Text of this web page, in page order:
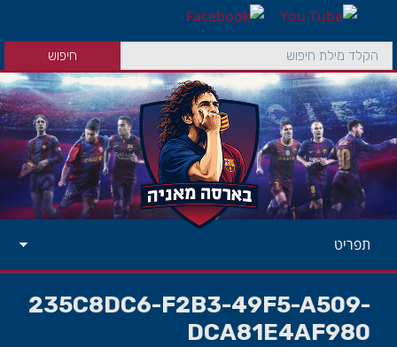
תפריט
235C8DC6-F2B3-49F5-A509-
DCA81E4AF980